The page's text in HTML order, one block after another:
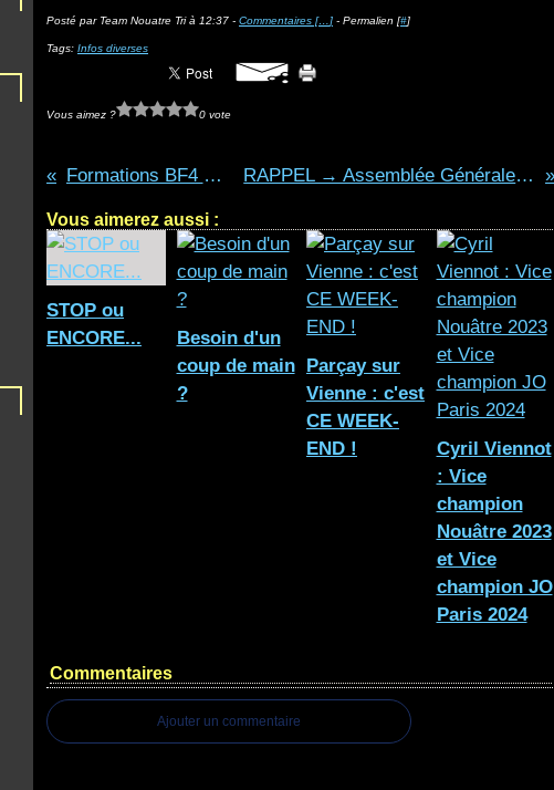
Posté par Team Nouatre Tri à 12:37 - Commentaires [… ] - Permalien [#]
Tags: Infos diverses
Vous aimez ? 0 vote
Formations BF4 et BF5 2018 RAPPEL → Assemblée Générale - Vos documents !
Vous aimerez aussi :
STOP ou
ENCORE...
Besoin d'un
coup de main
?
Parçay sur
Vienne : c'est
CE WEEK-
END !
Cyril Viennot
: Vice
champion
Nouâtre 2023
et Vice
champion JO
Paris 2024
Commentaires
Ajouter un commentaire